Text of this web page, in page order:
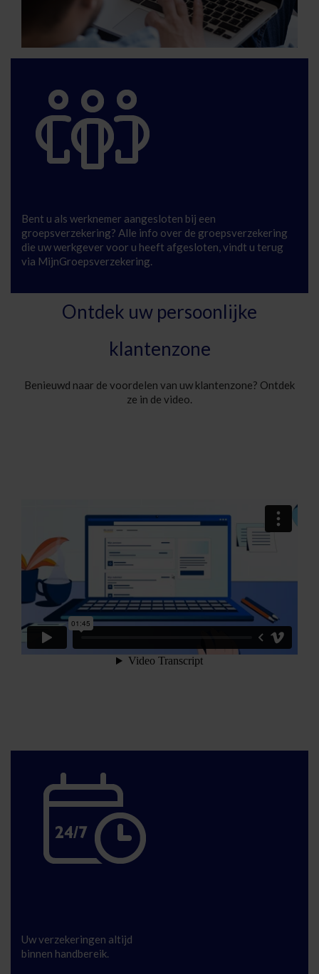
Bent u als werknemer aangesloten bij een
groepsverzekering? Alle info over de groepsverzekering
die uw werkgever voor u heeft afgesloten, vindt u terug
via MijnGroepsverzekering.
Ontdek uw persoonlijke
klantenzone
Benieuwd naar de voordelen van uw klantenzone? Ontdek
ze in de video.
Uw verzekeringen altijd
binnen handbereik.